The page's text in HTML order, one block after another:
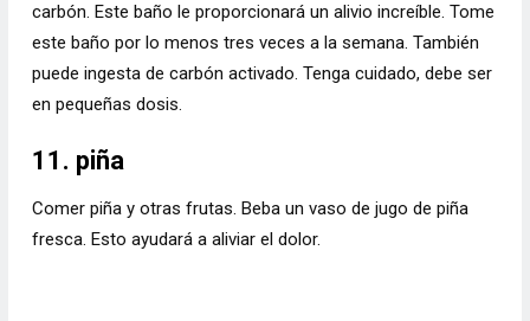
carbón. Este baño le proporcionará un alivio increíble. Tome
este baño por lo menos tres veces a la semana. También
puede ingesta de carbón activado. Tenga cuidado, debe ser
en pequeñas dosis.
11. piña
Comer piña y otras frutas. Beba un vaso de jugo de piña
fresca. Esto ayudará a aliviar el dolor.